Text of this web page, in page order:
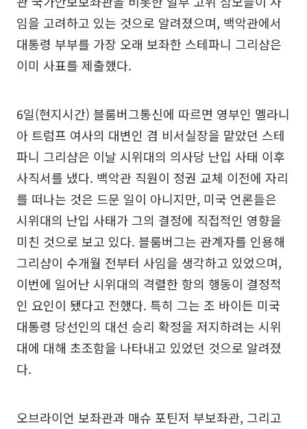
임을 고려하고 있는 것으로 알려졌으며, 백악관에서
대통령 부부를 가장 오래 보좌한 스테파니 그리샴은
이미 사표를 제출했다.
6일(현지시간) 블룸버그통신에 따르면 영부인 멜라니
아 트럼프 여사의 대변인 겸 비서실장을 맡았던 스테
파니 그리샴은 이날 시위대의 의사당 난입 사태 이후
사직서를 냈다. 백악관 직원이 정권 교체 이전에 자리
를 떠나는 것은 드문 일이 아니지만, 미국 언론들은
시위대의 난입 사태가 그의 결정에 직접적인 영향을
미친 것으로 보고 있다. 블룸버그는 관계자를 인용해
그리샴이 수개월 전부터 사임을 생각하고 있었으며,
이번에 일어난 시위대의 격렬한 항의 행동이 결정적
인 요인이 됐다고 전했다. 특히 그는 조 바이든 미국
대통령 당선인의 대선 승리 확정을 저지하려는 시위
대에 대해 초조함을 나타내고 있었던 것으로 알려졌
다.
오브라이언 보좌관과 매슈 포틴저 부보좌관, 그리고